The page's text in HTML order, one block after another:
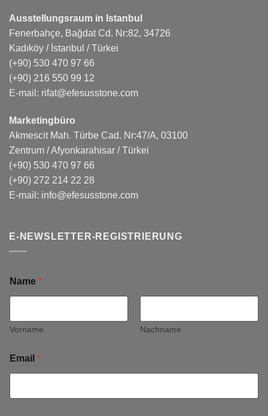
Ausstellungsraum in Istanbul
Fenerbahçe, Bağdat Cd. Nr:82, 34726
Kadıköy / İstanbul / Türkei
(+90) 530 470 97 66
(+90) 216 550 99 12
E-mail: rifat@efesusstone.com
Marketingbüro
Akmescit Mah. Türbe Cad. Nr:47/A, 03100
Zentrum / Afyonkarahisar / Türkei
(+90) 530 470 97 66
(+90) 272 214 22 28
E-mail: info@efesusstone.com
E-NEWSLETTER-REGISTRIERUNG
Name *
Vorname Nachname
Email *